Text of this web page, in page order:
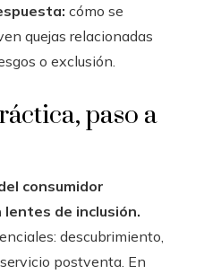
cómo se
quejas relacionadas
o exclusión.
paso a
consumidor
de inclusión.
descubrimiento,
postventa. En